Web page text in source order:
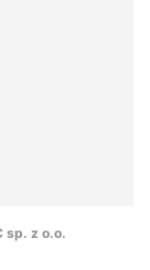
sp. z o.o.